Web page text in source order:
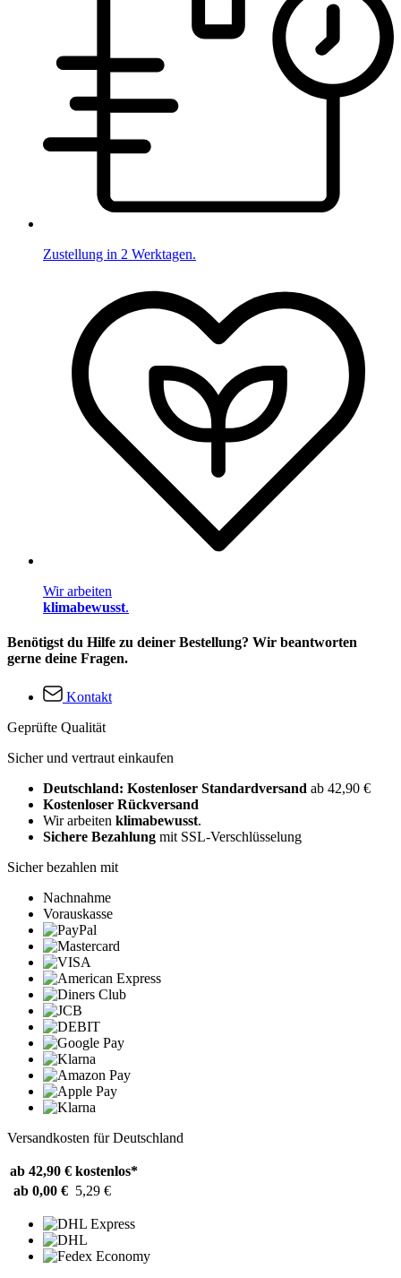
Zustellung in 2 Werktagen.
Wir arbeiten
klimabewusst.
Benötigst du Hilfe zu deiner Bestellung? Wir beantworten
gerne deine Fragen.
Kontakt
Geprüfte Qualität
Sicher und vertraut einkaufen
Deutschland: Kostenloser Standardversand ab 42,90 €
Kostenloser Rückversand
Wir arbeiten klimabewusst.
Sichere Bezahlung mit SSL-Verschlüsselung
Sicher bezahlen mit
Nachnahme
Vorauskasse
Versandkosten für Deutschland
ab 42,90 € kostenlos*
ab 0,00 € 5,29 €